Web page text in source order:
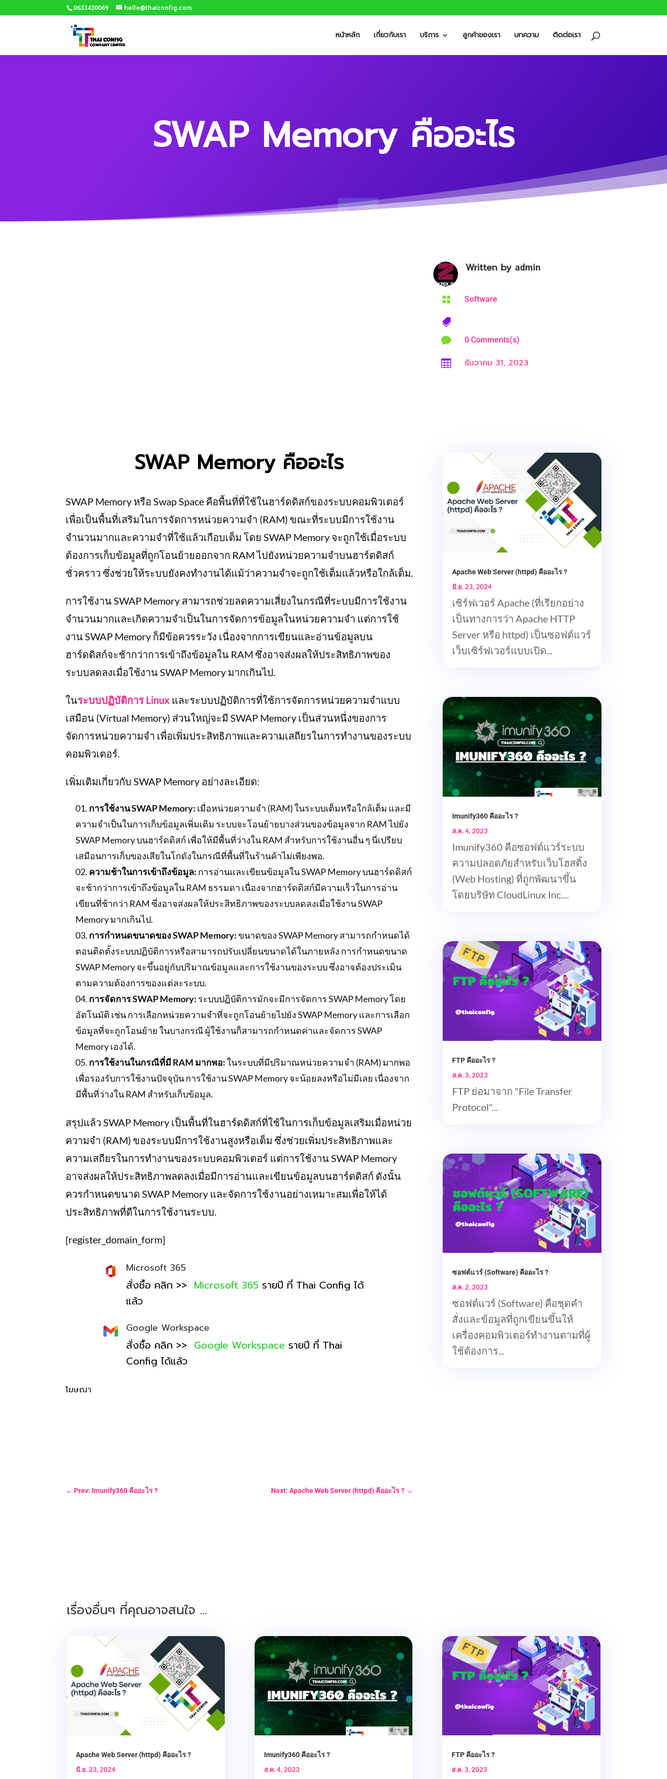
0633430069 hello@thaiconfig.com
หน้าหลัก เกี่ยวกับเรา บริการ ลูกค้าของเรา บทความ ติดต่อเรา
SWAP Memory คืออะไร
Written byadmin
 Software


0 Comments(s)
 ธันวาคม 31, 2023
SWAP Memory คืออะไร
SWAP Memory หรือ Swap Space คือพื้นที่ที่ใช้ในฮาร์ดดิสก์ของระบบคอมพิวเตอร์
เพื่อเป็นพื้นที่เสริมในการจัดการหน่วยความจำ (RAM) ขณะที่ระบบมีการใช้งาน
จำนวนมากและความจำที่ใช้แล้วเกือบเต็ม โดย SWAP Memory จะถูกใช้เมื่อระบบ
ต้องการเก็บข้อมูลที่ถูกโอนย้ายออกจาก RAM ไปยังหน่วยความจำบนฮาร์ดดิสก์
ชั่วคราว ซึ่งช่วยให้ระบบยังคงทำงานได้แม้ว่าความจำจะถูกใช้เต็มแล้วหรือใกล้เต็ม.
การใช้งาน SWAP Memory สามารถช่วยลดความเสี่ยงในกรณีที่ระบบมีการใช้งาน
จำนวนมากและเกิดความจำเป็นในการจัดการข้อมูลในหน่วยความจำ แต่การใช้
งาน SWAP Memory ก็มีข้อควรระวัง เนื่องจากการเขียนและอ่านข้อมูลบน
ฮาร์ดดิสก์จะช้ากว่าการเข้าถึงข้อมูลใน RAM ซึ่งอาจส่งผลให้ประสิทธิภาพของ
ระบบลดลงเมื่อใช้งาน SWAP Memory มากเกินไป.
ในระบบปฏิบัติการ Linux และระบบปฏิบัติการที่ใช้การจัดการหน่วยความจำแบบ
เสมือน (Virtual Memory) ส่วนใหญ่จะมี SWAP Memory เป็นส่วนหนึ่งของการ
จัดการหน่วยความจำ เพื่อเพิ่มประสิทธิภาพและความเสถียรในการทำงานของระบบ
คอมพิวเตอร์.
เพิ่มเติมเกี่ยวกับ SWAP Memory อย่างละเอียด:
การใช้งาน SWAP Memory: เมื่อหน่วยความจำ (RAM) ในระบบเต็มหรือใกล้เต็ม และมี
ความจำเป็นในการเก็บข้อมูลเพิ่มเติม ระบบจะโอนย้ายบางส่วนของข้อมูลจาก RAM ไปยัง
SWAP Memory บนฮาร์ดดิสก์ เพื่อให้มีพื้นที่ว่างใน RAM สำหรับการใช้งานอื่น ๆ นี่เปรียบ
เสมือนการเก็บของเสียในโกดังในกรณีที่พื้นที่ในร้านค้าไม่เพียงพอ.
ความช้าในการเข้าถึงข้อมูล: การอ่านและเขียนข้อมูลใน SWAP Memory บนฮาร์ดดิสก์
จะช้ากว่าการเข้าถึงข้อมูลใน RAM ธรรมดา เนื่องจากฮาร์ดดิสก์มีความเร็วในการอ่าน
เขียนที่ช้ากว่า RAM ซึ่งอาจส่งผลให้ประสิทธิภาพของระบบลดลงเมื่อใช้งาน SWAP
Memory มากเกินไป.
การกำหนดขนาดของ SWAP Memory: ขนาดของ SWAP Memory สามารถกำหนดได้
ตอนติดตั้งระบบปฏิบัติการหรือสามารถปรับเปลี่ยนขนาดได้ในภายหลัง การกำหนดขนาด
SWAP Memory จะขึ้นอยู่กับปริมาณข้อมูลและการใช้งานของระบบ ซึ่งอาจต้องประเมิน
ตามความต้องการของแต่ละระบบ.
การจัดการ SWAP Memory: ระบบปฏิบัติการมักจะมีการจัดการ SWAP Memory โดย
อัตโนมัติ เช่น การเลือกหน่วยความจำที่จะถูกโอนย้ายไปยัง SWAP Memory และการเลือก
ข้อมูลที่จะถูกโอนย้าย ในบางกรณี ผู้ใช้งานก็สามารถกำหนดค่าและจัดการ SWAP
Memory เองได้.
การใช้งานในกรณีที่มี RAM มากพอ:ในระบบที่มีปริมาณหน่วยความจำ (RAM) มากพอ
เพื่อรองรับการใช้งานปัจจุบัน การใช้งาน SWAP Memory จะน้อยลงหรือไม่มีเลย เนื่องจาก
มีพื้นที่ว่างใน RAM สำหรับเก็บข้อมูล.
สรุปแล้ว SWAP Memory เป็นพื้นที่ในฮาร์ดดิสก์ที่ใช้ในการเก็บข้อมูลเสริมเมื่อหน่วย
ความจำ (RAM) ของระบบมีการใช้งานสูงหรือเต็ม ซึ่งช่วยเพิ่มประสิทธิภาพและ
ความเสถียรในการทำงานของระบบคอมพิวเตอร์ แต่การใช้งาน SWAP Memory
อาจส่งผลให้ประสิทธิภาพลดลงเมื่อมีการอ่านและเขียนข้อมูลบนฮาร์ดดิสก์ ดังนั้น
ควรกำหนดขนาด SWAP Memory และจัดการใช้งานอย่างเหมาะสมเพื่อให้ได้
ประสิทธิภาพที่ดีในการใช้งานระบบ.
[register_domain_form]
Microsoft 365
สั่งซื้อ คลิก >> Microsoft 365 รายปี ที่ Thai Config ได้
แล้ว
Google Workspace
สั่งซื้อ คลิก >> Google Workspace รายปี ที่ Thai
Config ได้แล้ว
โฆษณา
← Prev: Imunify360 คืออะไร ? Next: Apache Web Server (httpd) คืออะไร ? →
Apache Web Server (httpd) คืออะไร ?
มิ.ย. 23, 2024
เซิร์ฟเวอร์ Apache (ที่เรียกอย่าง
เป็นทางการว่า Apache HTTP
Server หรือ httpd) เป็นซอฟต์แวร์
เว็บเซิร์ฟเวอร์แบบเปิด...
Imunify360 คืออะไร ?
ส.ค. 4, 2023
Imunify360 คือซอฟต์แวร์ระบบ
ความปลอดภัยสำหรับเว็บโฮสติ้ง
(Web Hosting) ที่ถูกพัฒนาขึ้น
โดยบริษัท CloudLinux Inc....
FTP คืออะไร ?
ส.ค. 3, 2023
FTP ย่อมาจาก "File Transfer
Protocol"...
ซอฟต์แวร์ (Software) คืออะไร ?
ส.ค. 2, 2023
ซอฟต์แวร์ (Software) คือชุดคำ
สั่งและข้อมูลที่ถูกเขียนขึ้นให้
เครื่องคอมพิวเตอร์ทำงานตามที่ผู้
ใช้ต้องการ...
เรื่องอื่นๆ ที่คุณอาจสนใจ …
Apache Web Server (httpd) คืออะไร ?
มิ.ย. 23, 2024
Imunify360 คืออะไร ?
ส.ค. 4, 2023
FTP คืออะไร ?
ส.ค. 3, 2023